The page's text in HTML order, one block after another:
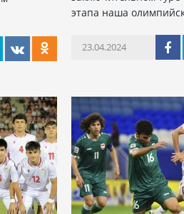
этапа наша
23.04.2024